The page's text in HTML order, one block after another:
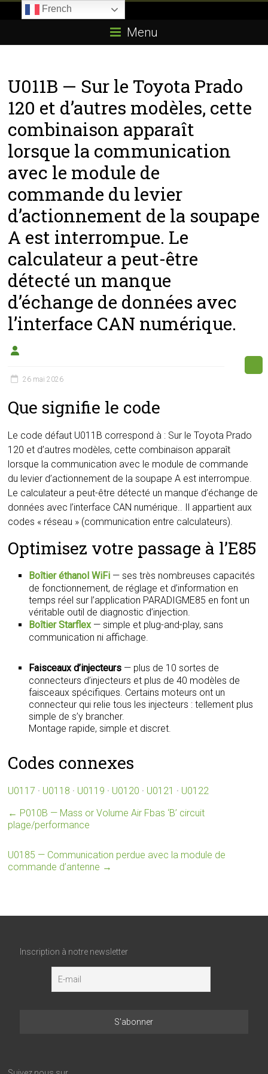
E85.com
passion
boîtier
éthanol
Menu
U011B — Sur le Toyota Prado
120 et d’autres modèles, cette
combinaison apparaît
lorsque la communication
avec le module de
commande du levier
d’actionnement de la soupape
A est interrompue. Le
calculateur a peut-être
détecté un manque
d’échange de données avec
l’interface CAN numérique.
26 mai 2026
Que signifie le code
Le code défaut U011B correspond à : Sur le Toyota Prado
120 et d’autres modèles, cette combinaison apparaît
lorsque la communication avec le module de commande
du levier d’actionnement de la soupape A est interrompue.
Le calculateur a peut-être détecté un manque d’échange de
données avec l’interface CAN numérique.. Il appartient aux
codes « réseau » (communication entre calculateurs).
Optimisez votre passage à l’E85
Boîtier éthanol WiFi — ses très nombreuses capacités
de fonctionnement, de réglage et d’information en
temps réel sur l’application PARADIGME85 en font un
véritable outil de diagnostic d’injection.
Boîtier Starflex— simple et plug-and-play, sans
communication ni affichage.
Faisceaux d’injecteurs — plus de 10 sortes de
connecteurs d’injecteurs et plus de 40 modèles de
faisceaux spécifiques. Certains moteurs ont un
connecteur qui relie tous les injecteurs : tellement plus
simple de s’y brancher.
Montage rapide, simple et discret.
Codes connexes
U0117 · U0118 · U0119 · U0120 · U0121 · U0122
← P010B — Mass or Volume Air Fbas ‘B’ circuit
plage/performance
U0185 — Communication perdue avec la module de
commande d’antenne →
Inscription à notre newsletter
French